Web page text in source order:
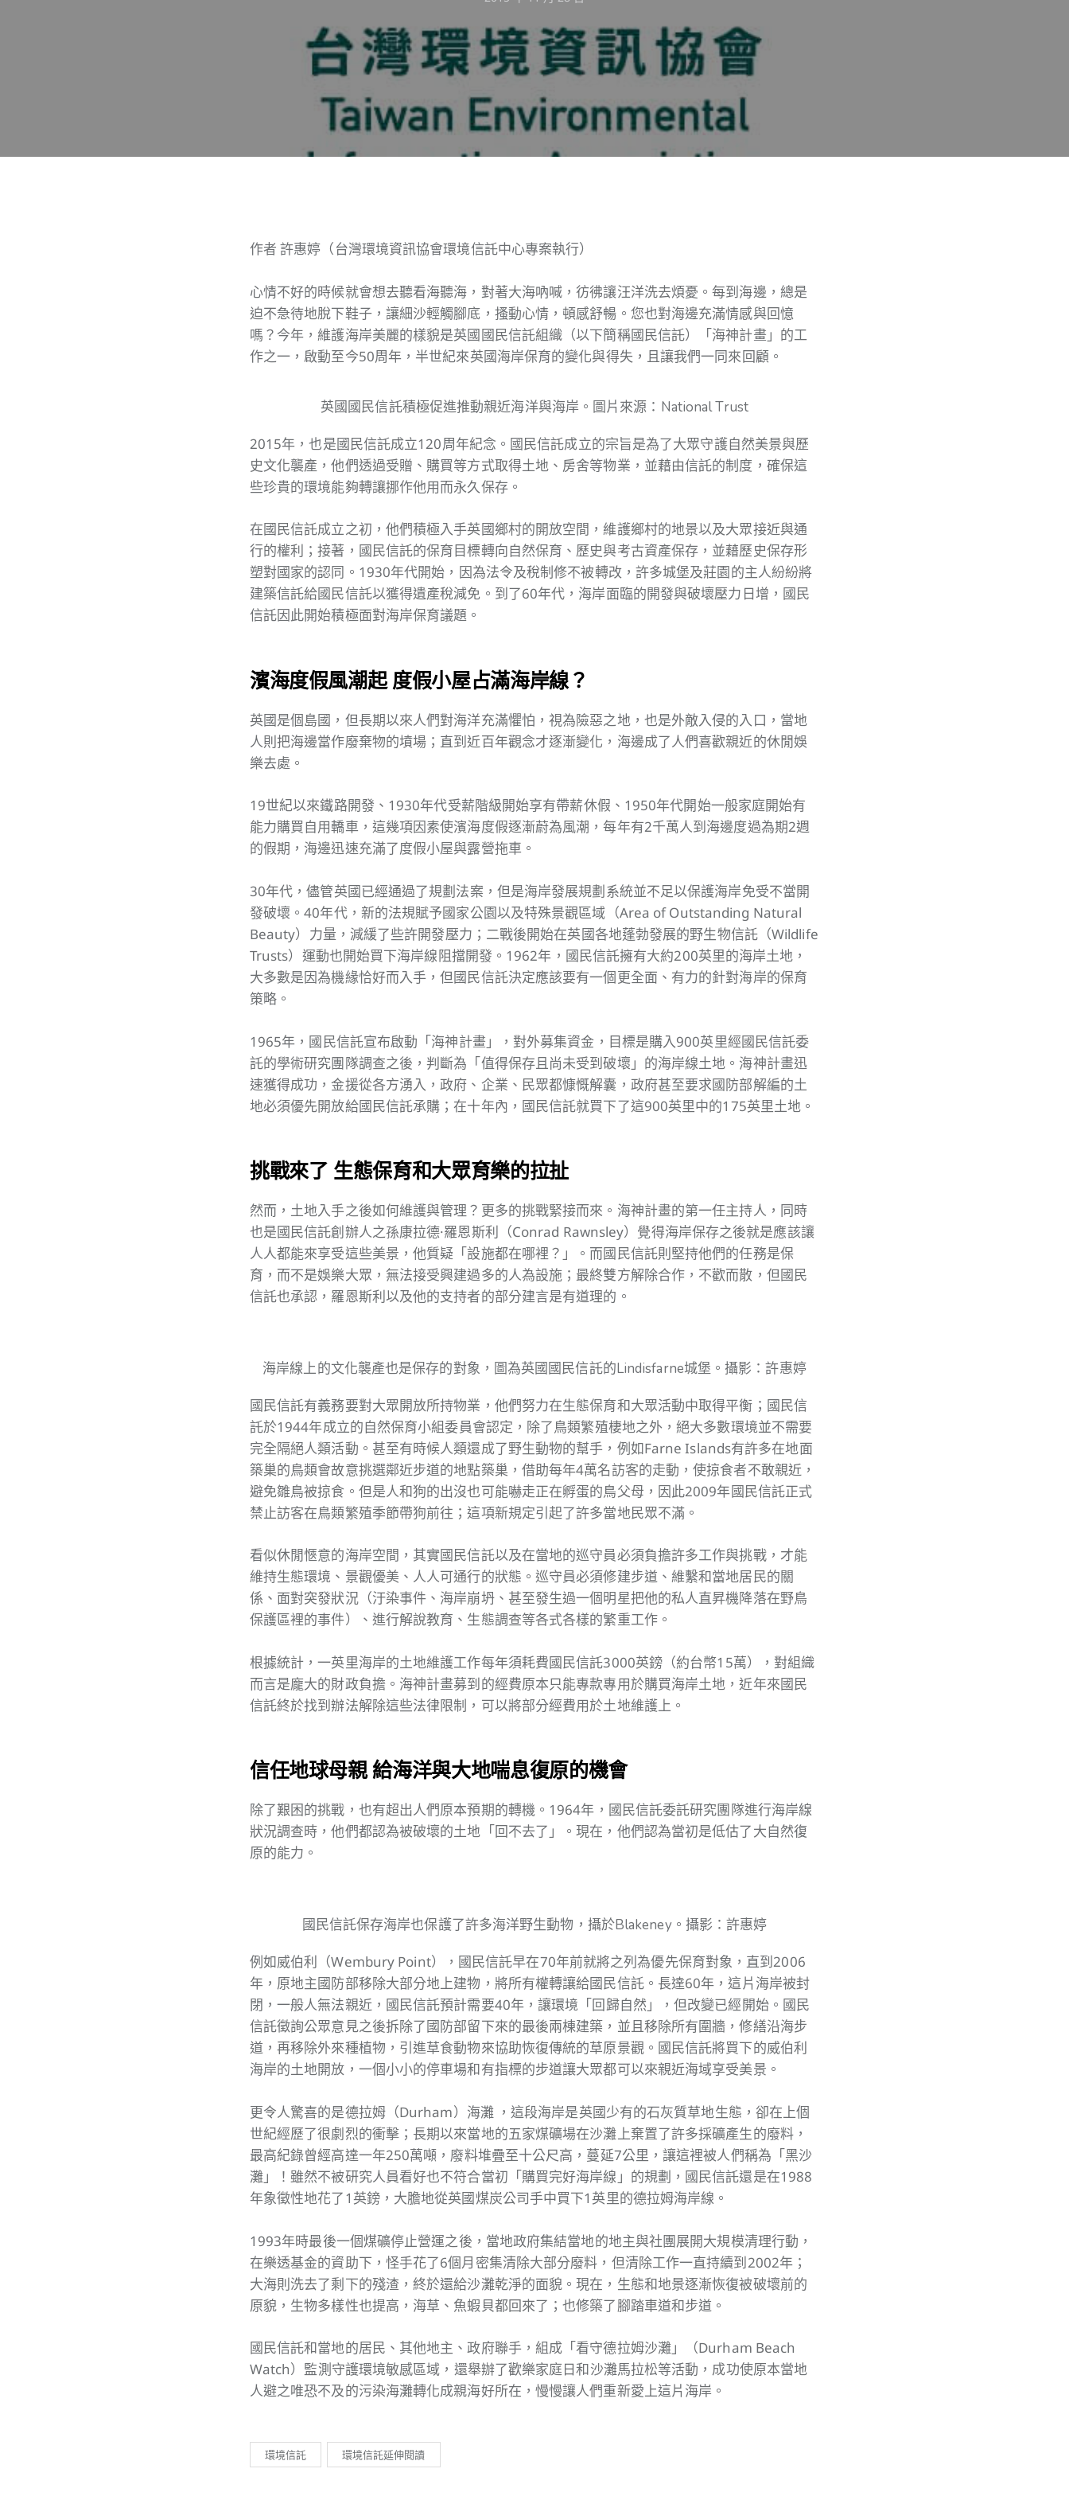
作者 許惠婷（台灣環境資訊協會環境信託中心專案執行）
心情不好的時候就會想去聽看海聽海，對著大海吶喊，彷彿讓汪洋洗去煩憂。每到海邊，總是
迫不急待地脫下鞋子，讓細沙輕觸腳底，搔動心情，頓感舒暢。您也對海邊充滿情感與回憶
嗎？今年，維護海岸美麗的樣貌是英國國民信託組織（以下簡稱國民信託）「海神計畫」的工
作之一，啟動至今50周年，半世紀來英國海岸保育的變化與得失，且讓我們一同來回顧。
英國國民信託積極促進推動親近海洋與海岸。圖片來源：National Trust
2015年，也是國民信託成立120周年紀念。國民信託成立的宗旨是為了大眾守護自然美景與歷
史文化襲產，他們透過受贈、購買等方式取得土地、房舍等物業，並藉由信託的制度，確保這
些珍貴的環境能夠轉讓挪作他用而永久保存。
在國民信託成立之初，他們積極入手英國鄉村的開放空間，維護鄉村的地景以及大眾接近與通
行的權利；接著，國民信託的保育目標轉向自然保育、歷史與考古資產保存，並藉歷史保存形
塑對國家的認同。1930年代開始，因為法令及稅制修不被轉改，許多城堡及莊園的主人紛紛將
建築信託給國民信託以獲得遺產稅減免。到了60年代，海岸面臨的開發與破壞壓力日增，國民
信託因此開始積極面對海岸保育議題。
濱海度假風潮起 度假小屋占滿海岸線？
英國是個島國，但長期以來人們對海洋充滿懼怕，視為險惡之地，也是外敵入侵的入口，當地
人則把海邊當作廢棄物的墳場；直到近百年觀念才逐漸變化，海邊成了人們喜歡親近的休閒娛
樂去處。
19世紀以來鐵路開發、1930年代受薪階級開始享有帶薪休假、1950年代開始一般家庭開始有
能力購買自用轎車，這幾項因素使濱海度假逐漸蔚為風潮，每年有2千萬人到海邊度過為期2週
的假期，海邊迅速充滿了度假小屋與露營拖車。
30年代，儘管英國已經通過了規劃法案，但是海岸發展規劃系統並不足以保護海岸免受不當開
發破壞。40年代，新的法規賦予國家公園以及特殊景觀區域（Area of Outstanding Natural
Beauty）力量，減緩了些許開發壓力；二戰後開始在英國各地蓬勃發展的野生物信託（Wildlife
Trusts）運動也開始買下海岸線阻擋開發。1962年，國民信託擁有大約200英里的海岸土地，
大多數是因為機緣恰好而入手，但國民信託決定應該要有一個更全面、有力的針對海岸的保育
策略。
1965年，國民信託宣布啟動「海神計畫」，對外募集資金，目標是購入900英里經國民信託委
託的學術研究團隊調查之後，判斷為「值得保存且尚未受到破壞」的海岸線土地。海神計畫迅
速獲得成功，金援從各方湧入，政府、企業、民眾都慷慨解囊，政府甚至要求國防部解編的土
地必須優先開放給國民信託承購；在十年內，國民信託就買下了這900英里中的175英里土地。
挑戰來了 生態保育和大眾育樂的拉扯
然而，土地入手之後如何維護與管理？更多的挑戰緊接而來。海神計畫的第一任主持人，同時
也是國民信託創辦人之孫康拉德·羅恩斯利（Conrad Rawnsley）覺得海岸保存之後就是應該讓
人人都能來享受這些美景，他質疑「設施都在哪裡？」。而國民信託則堅持他們的任務是保
育，而不是娛樂大眾，無法接受興建過多的人為設施；最終雙方解除合作，不歡而散，但國民
信託也承認，羅恩斯利以及他的支持者的部分建言是有道理的。
海岸線上的文化襲產也是保存的對象，圖為英國國民信託的Lindisfarne城堡。攝影：許惠婷
國民信託有義務要對大眾開放所持物業，他們努力在生態保育和大眾活動中取得平衡；國民信
託於1944年成立的自然保育小組委員會認定，除了鳥類繁殖棲地之外，絕大多數環境並不需要
完全隔絕人類活動。甚至有時候人類還成了野生動物的幫手，例如Farne Islands有許多在地面
築巢的鳥類會故意挑選鄰近步道的地點築巢，借助每年4萬名訪客的走動，使掠食者不敢親近，
避免雛鳥被掠食。但是人和狗的出沒也可能嚇走正在孵蛋的鳥父母，因此2009年國民信託正式
禁止訪客在鳥類繁殖季節帶狗前往；這項新規定引起了許多當地民眾不滿。
看似休閒愜意的海岸空間，其實國民信託以及在當地的巡守員必須負擔許多工作與挑戰，才能
維持生態環境、景觀優美、人人可通行的狀態。巡守員必須修建步道、維繫和當地居民的關
係、面對突發狀況（汙染事件、海岸崩坍、甚至發生過一個明星把他的私人直昇機降落在野鳥
保護區裡的事件）、進行解說教育、生態調查等各式各樣的繁重工作。
根據統計，一英里海岸的土地維護工作每年須耗費國民信託3000英鎊（約台幣15萬），對組織
而言是龐大的財政負擔。海神計畫募到的經費原本只能專款專用於購買海岸土地，近年來國民
信託終於找到辦法解除這些法律限制，可以將部分經費用於土地維護上。
信任地球母親 給海洋與大地喘息復原的機會
除了艱困的挑戰，也有超出人們原本預期的轉機。1964年，國民信託委託研究團隊進行海岸線
狀況調查時，他們都認為被破壞的土地「回不去了」。現在，他們認為當初是低估了大自然復
原的能力。
國民信託保存海岸也保護了許多海洋野生動物，攝於Blakeney。攝影：許惠婷
例如威伯利（Wembury Point），國民信託早在70年前就將之列為優先保育對象，直到2006
年，原地主國防部移除大部分地上建物，將所有權轉讓給國民信託。長達60年，這片海岸被封
閉，一般人無法親近，國民信託預計需要40年，讓環境「回歸自然」，但改變已經開始。國民
信託徵詢公眾意見之後拆除了國防部留下來的最後兩棟建築，並且移除所有圍牆，修繕沿海步
道，再移除外來種植物，引進草食動物來協助恢復傳統的草原景觀。國民信託將買下的威伯利
海岸的土地開放，一個小小的停車場和有指標的步道讓大眾都可以來親近海域享受美景。
更令人驚喜的是德拉姆（Durham）海灘 ，這段海岸是英國少有的石灰質草地生態，卻在上個
世紀經歷了很劇烈的衝擊；長期以來當地的五家煤礦場在沙灘上棄置了許多採礦產生的廢料，
最高紀錄曾經高達一年250萬噸，廢料堆疊至十公尺高，蔓延7公里，讓這裡被人們稱為「黑沙
灘」！雖然不被研究人員看好也不符合當初「購買完好海岸線」的規劃，國民信託還是在1988
年象徵性地花了1英鎊，大膽地從英國煤炭公司手中買下1英里的德拉姆海岸線。
1993年時最後一個煤礦停止營運之後，當地政府集結當地的地主與社團展開大規模清理行動，
在樂透基金的資助下，怪手花了6個月密集清除大部分廢料，但清除工作一直持續到2002年；
大海則洗去了剩下的殘渣，終於還給沙灘乾淨的面貌。現在，生態和地景逐漸恢復被破壞前的
原貌，生物多樣性也提高，海草、魚蝦貝都回來了；也修築了腳踏車道和步道。
國民信託和當地的居民、其他地主、政府聯手，組成「看守德拉姆沙灘」（Durham Beach
Watch）監測守護環境敏感區域，還舉辦了歡樂家庭日和沙灘馬拉松等活動，成功使原本當地
人避之唯恐不及的污染海灘轉化成親海好所在，慢慢讓人們重新愛上這片海岸。
環境信託 環境信託延伸閱讀